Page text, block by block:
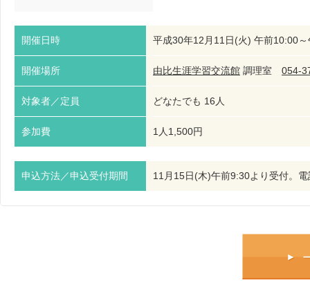
開催日時 平成30年12月11日(火) 午前10:00
開催場所 由比生涯学習交流館 調理室 054-
対象者／定員 どなたでも 16人
参加費 1人1,500円
申込方法／申込受付期間 11月15日(木)午前9:30より受付。